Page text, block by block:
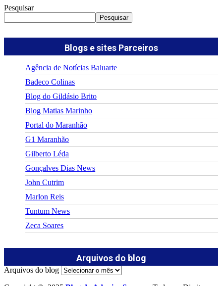
Pesquisar
Pesquisar
Blogs e sites Parceiros
Agência de Notícias Baluarte
Badeco Colinas
Blog do Gildásio Brito
Blog Matias Marinho
Portal do Maranhão
G1 Maranhão
Gilberto Léda
Gonçalves Dias News
John Cutrim
Marlon Reis
Tuntum News
Zeca Soares
Arquivos do blog
Arquivos do blog